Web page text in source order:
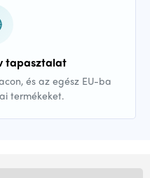
tapasztalat
és az egész EU-ba
termékeket.